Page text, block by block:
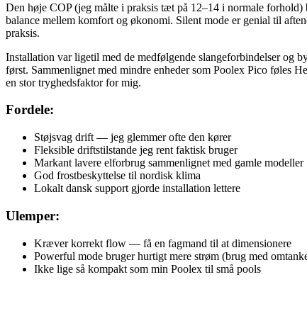
Den høje COP (jeg målte i praksis tæt på 12–14 i normale
balance mellem komfort og økonomi. Silent mode er genial til
praksis.
Installation var ligetil med de medfølgende slangeforbindelser og
først. Sammenlignet med mindre enheder som Poolex Pico føles
en stor tryghedsfaktor for mig.
Fordele:
Støjsvag drift — jeg glemmer ofte den kører
Fleksible driftstilstande jeg rent faktisk bruger
Markant lavere elforbrug sammenlignet med gamle modeller
God frostbeskyttelse til nordisk klima
Lokalt dansk support gjorde installation lettere
Ulemper:
Kræver korrekt flow — få en fagmand til at dimensionere
Powerful mode bruger hurtigt mere strøm (brug med
Ikke lige så kompakt som min Poolex til små pools